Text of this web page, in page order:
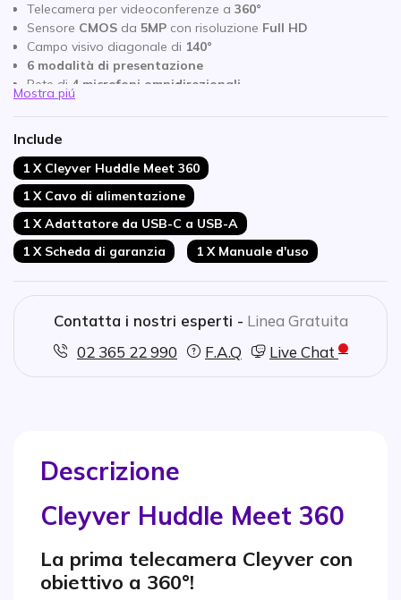
Telecamera per videoconferenze a 360°
Sensore CMOS da 5MP con risoluzione Full HD
Campo visivo diagonale di 140°
6 modalità di presentazione
Rete di 4 microfoni omnidirezionali
Altoparlante
Inquadratura automatica PTZ+Voice Tracking via AI
Connessione
Compatibile con tutte le piattaforme video
Mostra piú
Include
1 X Cleyver Huddle Meet 360
1 X Cavo di alimentazione
1 X Adattatore da USB-C a USB-A
1 X Scheda di garanzia
1 X Manuale d'uso
Contatta i nostri esperti - Linea Gratuita
02 365 22 990
F.A.Q Live Chat
Descrizione
Cleyver Huddle Meet 360
La prima telecamera Cleyver con
obiettivo a 360°!